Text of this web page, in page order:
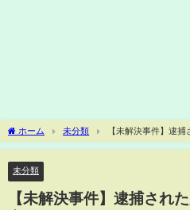
ホーム 未分類
【未解決事件】逮
作られた冤罪の裏側に迫る！【貝塚ビニール
未分類
【未解決事件】逮捕され